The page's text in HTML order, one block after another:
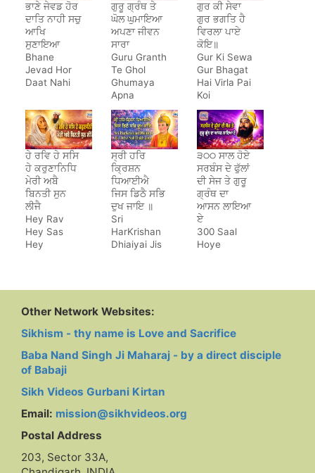
ਭਾਣੇ ਜੇਵਡ ਹੋਰ
ਦਾਤਿ ਨਾਹੀ ਸਚੁ
ਆਖਿ
ਸੁਣਾਇਆ
Bhane
Jevad Hor
Daat Nahi
ਗੁਰੂ ਗ੍ਰੰਥ ਤੇ
ਘੋਲ ਘੁਮਾਇਆ
ਅਪਣਾ ਜੀਵਨ
ਸਾਰਾ
Guru Granth
Te Ghol
Ghumaya
Apna
Jeewan
Saara
ਗੁਰ ਕੀ ਸੇਵਾ
ਗੁਰ ਭਗਤਿ ਹੈ
ਵਿਰਲਾ ਪਾਏ
ਕੋਇ॥
Gur Ki Sewa
Gur Bhagat
Hai Virla Pai
Koi
ਹੇ ਰਵਿ ਹੇ ਸਸਿ
ਹੇ ਕਰੁਣਾਨਿਧਿ
ਮੇਰੀ ਅਬੈ
ਬਿਨਤੀ ਸੁਨ
ਲੀਜੈ
Hey Rav
Hey Sas
Hey
ਸ੍ਰੀ ਹਰਿ
ਕ੍ਰਿਸ਼ਨ
ਧਿਆਈਐ
ਜਿਸ ਡਿਠੈ ਸਭਿ
ਦੁਖ ਜਾਇ ॥
Sri
HarKrishan
Dhiaiyai Jis
੩੦੦ ਸਾਲ ਹੋਏ
ਸਰਬੰਸ ਦੇ ਫੁੱਲਾਂ
ਦੀ ਸੇਜ ਤੇ ਗੁਰੂ
ਗ੍ਰੰਥ ਦਾ
ਆਸਨ ਲਾਇਆ
ਏ
300 Saal
Hoye
Other Network Websites:
Sikhism - thy name is Love and Sacrifice
Baba Nand Singh Ji Maharaj - by a direct disciple
of Babaji
Sikh Videos Gurbani Kirtan
Email: mission@sikhvideos.org
Postal Address
203, Sector 33A,